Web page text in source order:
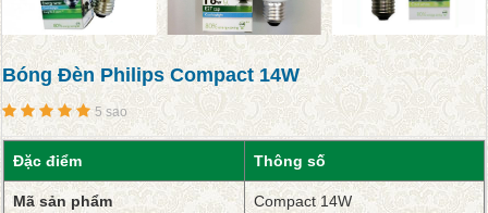
Bóng Đèn Philips Compact 14W
5 sao
Đặc điểm Thông số
Mã sản phẩm Compact 14W